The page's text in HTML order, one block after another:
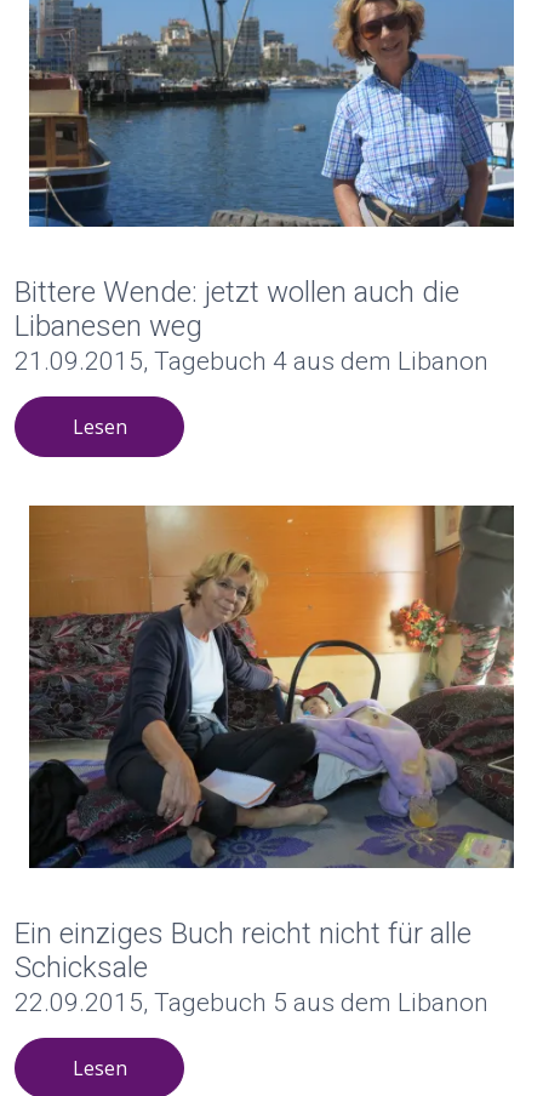
Bittere Wende: jetzt wollen auch die
Libanesen weg
21.09.2015, Tagebuch 4 aus dem Libanon
Lesen
Ein einziges Buch reicht nicht für alle
Schicksale
22.09.2015, Tagebuch 5 aus dem Libanon
Lesen